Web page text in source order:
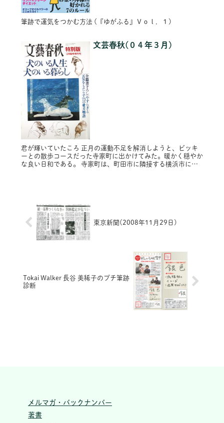
筆跡で運気をつかむ方法 (『ゆがふる』Ｖｏｌ．１)
文芸春秋(０４年３月)
君が輝いていたころ 正月の運動不足を解消しようと、ビッキ
ーとの散歩コースだった寺家町に出かけてみた。暖かく穏やか
な良い日和である。 寺家町は、町田市に隣接する横浜市にあ
東京新聞(2008年11月29日)
Tokai Walker 長谷 美稀子のプチ筆跡
診断
メルマガ・バックナンバー
著書